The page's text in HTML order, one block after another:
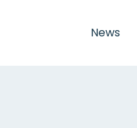
News